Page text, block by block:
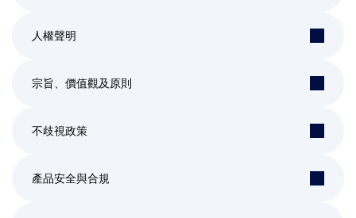
人權聲明
宗旨、價值觀及原則
不歧視政策
產品安全與合規